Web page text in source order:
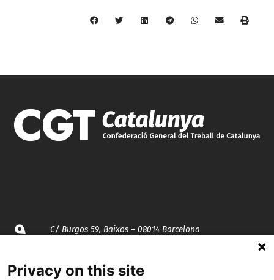
C/ Burgos 59, Baixos – 08014 Barcelona
Privacy on this site